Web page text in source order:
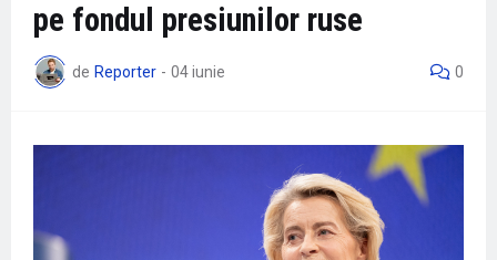
pe fondul presiunilor ruse
de Reporter - 04 iunie 0